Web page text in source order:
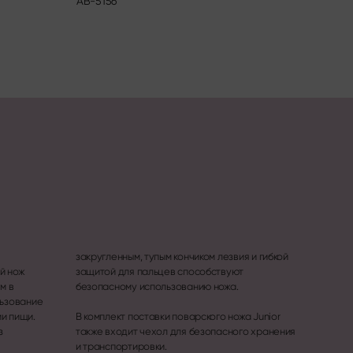
нож
в
пищи.
безопасному использованию ножа.
В комплект поставки поварского ножа Junior
также входит чехол для безопасного хранения
и транспортировки.